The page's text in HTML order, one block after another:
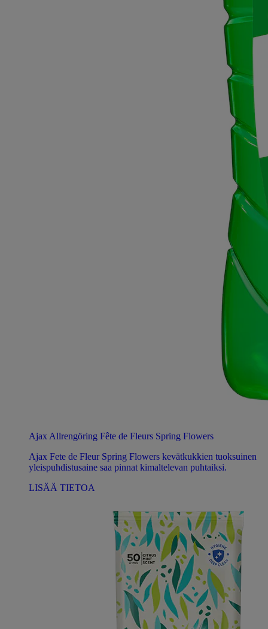
Ajax Allrengöring Fête de Fleurs Spring Flowers
Ajax Fete de Fleur Spring Flowers kevätkukkien tuoksuinen
yleispuhdistusaine saa pinnat kimaltelevan puhtaiksi.
LISÄÄ TIETOA